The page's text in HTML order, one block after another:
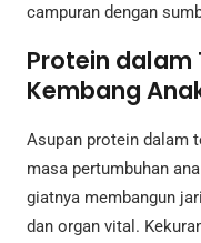
campuran dengan
Protein dalam
Kembang
Asupan protein dalam
masa pertumbuhan
giatnya membangun
dan organ vital.